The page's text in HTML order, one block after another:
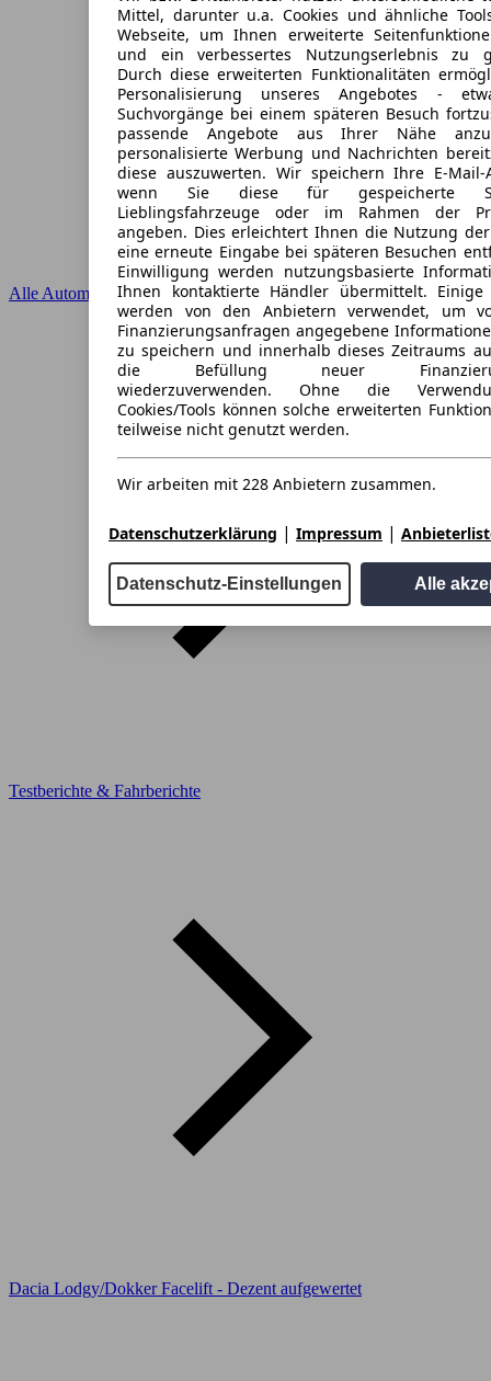
Alle Automarken
Testberichte & Fahrberichte
Dacia Lodgy/Dokker Facelift - Dezent aufgewertet
Mittel, darunter u.a. Cookies und ähnliche
Webseite, um Ihnen erweiterte
und ein verbessertes Nutzungserlebnis zu
Durch diese erweiterten Funktionalitäten
Personalisierung unseres Angebotes -
Suchvorgänge bei einem späteren Besuch
passende Angebote aus Ihrer Nähe
personalisierte Werbung und Nachrichten
diese auszuwerten. Wir speichern Ihre E-Mail-
wenn Sie diese für gespeicherte
Lieblingsfahrzeuge oder im Rahmen der
angeben. Dies erleichtert Ihnen die Nutzung
eine erneute Eingabe bei späteren Besuchen
Einwilligung werden nutzungsbasierte
Ihnen kontaktierte Händler übermittelt. Einige
werden von den Anbietern verwendet, um
Finanzierungsanfragen angegebene
zu speichern und innerhalb dieses Zeitraums
die Befüllung neuer
wiederzuverwenden. Ohne die
Cookies/Tools können solche erweiterten
teilweise nicht genutzt werden.
Wir arbeiten mit 228 Anbietern zusammen.
Datenschutzerklärung | Impressum |
Datenschutz-Einstellungen Alle